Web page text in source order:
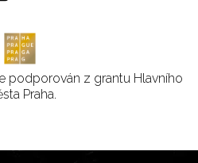
podporován z grantu Hlavního
Praha.